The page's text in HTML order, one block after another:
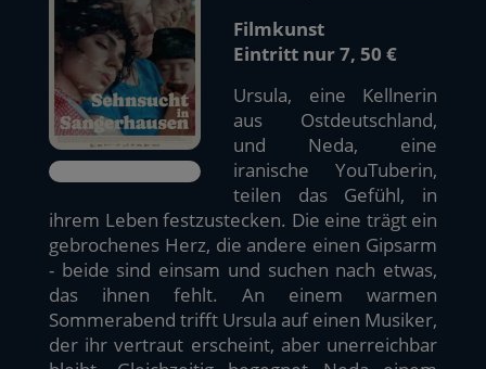
Filmkunst
Eintritt nur 7, 50 €
Ursula, eine Kellnerin
aus Ostdeutschland,
und Neda, eine
iranische YouTuberin,
teilen das Gefühl, in
ihrem Leben festzustecken. Die eine trägt ein
gebrochenes Herz, die andere einen Gipsarm
- beide sind einsam und suchen nach etwas,
das ihnen fehlt. An einem warmen
Sommerabend trifft Ursula auf einen Musiker,
der ihr vertraut erscheint, aber unerreichbar